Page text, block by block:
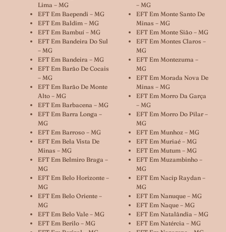
Lima – MG
EFT Em Baependi – MG
EFT Em Baldim – MG
EFT Em Bambuí – MG
EFT Em Bandeira Do Sul
– MG
EFT Em Bandeira – MG
EFT Em Barão De Cocais
– MG
EFT Em Barão De Monte
Alto – MG
EFT Em Barbacena – MG
EFT Em Barra Longa –
MG
EFT Em Barroso – MG
EFT Em Bela Vista De
Minas – MG
EFT Em Belmiro Braga –
MG
EFT Em Belo Horizonte –
MG
EFT Em Belo Oriente –
MG
EFT Em Belo Vale – MG
EFT Em Berilo – MG
– MG
EFT Em Monte Santo De
Minas – MG
EFT Em Monte Sião – MG
EFT Em Montes Claros –
MG
EFT Em Montezuma –
MG
EFT Em Morada Nova De
Minas – MG
EFT Em Morro Da Garça
– MG
EFT Em Morro Do Pilar –
MG
EFT Em Munhoz – MG
EFT Em Muriaé – MG
EFT Em Mutum – MG
EFT Em Muzambinho –
MG
EFT Em Nacip Raydan –
MG
EFT Em Nanuque – MG
EFT Em Naque – MG
EFT Em Natalândia – MG
EFT Em Natércia – MG